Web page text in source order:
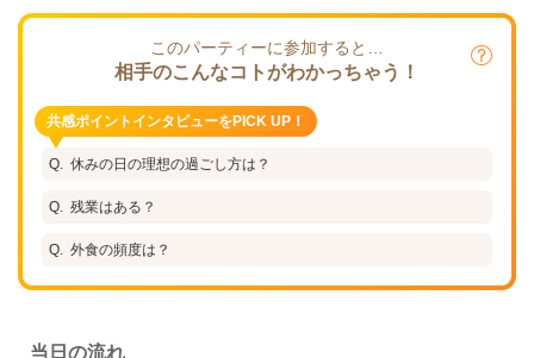
このパーティーに参加すると…
相手のこんなコトがわかっちゃう！
共感ポイントインタビューをPICK UP！
休みの日の理想の過ごし方は？
残業はある？
外食の頻度は？
当日の流れ